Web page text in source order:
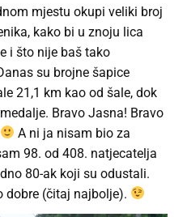
mjestu okupi veliki broj
kako bi u znoju lica
i što nije baš tako
su brojne šapice
21,1 km kao od šale, dok
Bravo Jasna! Bravo
A ni ja nisam bio za
98. od 408. natjecatelja
80-ak koji su odustali.
dobre (čitaj najbolje).